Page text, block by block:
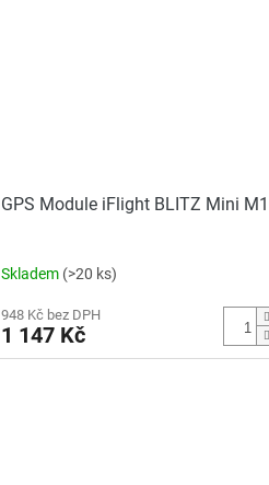
GPS Module iFlight BLITZ Mini
Skladem (>20 ks)
948 Kč bez DPH
1 147 Kč